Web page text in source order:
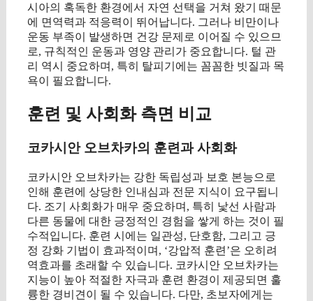
시아의 혹독한 환경에서 자연 선택을 거쳐 왔기 때문
에 면역력과 적응력이 뛰어납니다. 그러나 비만이나
운동 부족이 발생하면 건강 문제로 이어질 수 있으므
로, 규칙적인 운동과 영양 관리가 중요합니다. 털 관
리 역시 중요하며, 특히 탈피기에는 꼼꼼한 빗질과 목
욕이 필요합니다.
훈련 및 사회화 측면 비교
코카시안 오브차카의 훈련과 사회화
코카시안 오브차카는 강한 독립성과 보호 본능으로
인해 훈련에 상당한 인내심과 전문 지식이 요구됩니
다. 조기 사회화가 매우 중요하며, 특히 낯선 사람과
다른 동물에 대한 긍정적인 경험을 쌓게 하는 것이 필
수적입니다. 훈련 시에는 일관성, 단호함, 그리고 긍
정 강화 기법이 효과적이며, ‘강압적 훈련’은 오히려
역효과를 초래할 수 있습니다. 코카시안 오브차카는
지능이 높아 적절한 자극과 훈련 환경이 제공되면 훌
륭한 경비견이 될 수 있습니다. 다만, 초보자에게는